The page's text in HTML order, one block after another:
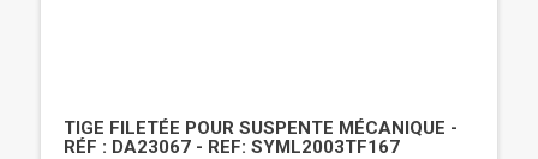
TIGE FILETÉE POUR SUSPENTE MÉCANIQUE -
RÉF : DA23067 - REF: SYML2003TF167